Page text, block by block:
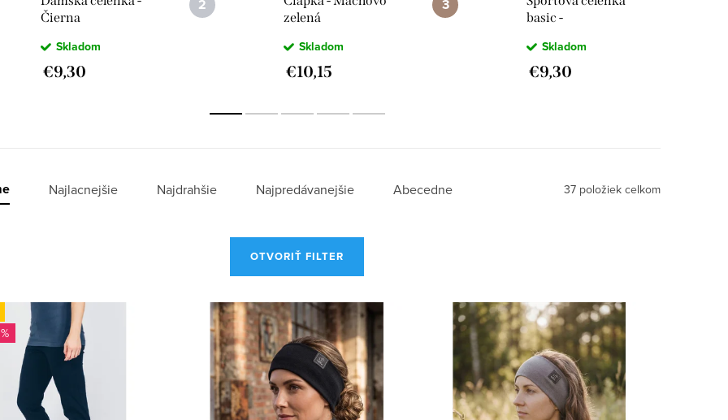
Čierna
Skladom
€9,30
zelená
Skladom
€10,15
basic -
Skladom
€9,30
Najlacnejšie Najdrahšie Najpredávanejšie Abecedne 37 položiek celkom
OTVORIŤ FILTER